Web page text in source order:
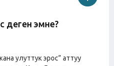
деген эмне?
улуттук эрос” аттуу